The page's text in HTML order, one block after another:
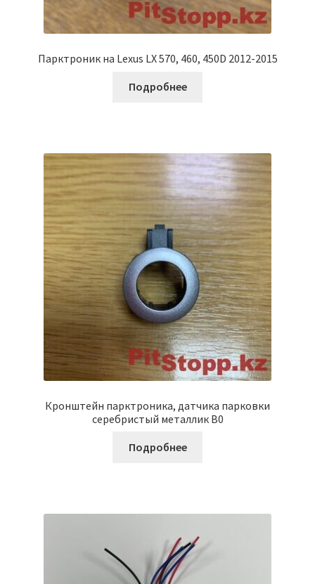
Парктроник на Lexus LX 570, 460, 450D 2012-2015
Подробнее
Кронштейн парктроника, датчика парковки
серебристый металлик B0
Подробнее